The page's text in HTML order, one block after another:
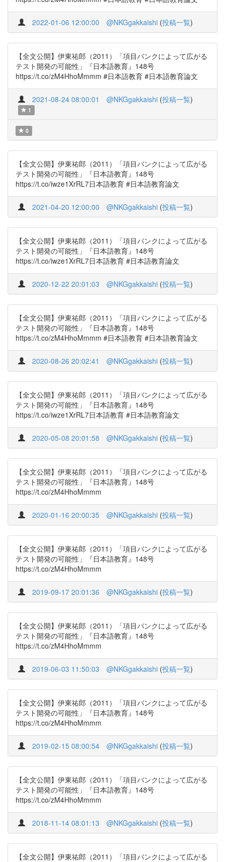
2022-01-06 12:00:00 @NKGgakkaishi (投稿一覧)
【全文公開】伊東祐郎（2011）「項目バンクによって広がる
テスト開発の可能性」『日本語教育』148号
https://t.co/zM4HhoMmmm #日本語教育 #日本語教育論文
2021-08-24 08:00:01 @NKGgakkaishi (投稿一覧)
1
0
【全文公開】伊東祐郎（2011）「項目バンクによって広がる
テスト開発の可能性」『日本語教育』148号
https://t.co/iwze1XrRL7日本語教育 #日本語教育論文
2021-04-20 12:00:00 @NKGgakkaishi (投稿一覧)
【全文公開】伊東祐郎（2011）「項目バンクによって広がる
テスト開発の可能性」『日本語教育』148号
https://t.co/iwze1XrRL7日本語教育 #日本語教育論文
2020-12-22 20:01:03 @NKGgakkaishi (投稿一覧)
【全文公開】伊東祐郎（2011）「項目バンクによって広がる
テスト開発の可能性」『日本語教育』148号
https://t.co/zM4HhoMmmm #日本語教育 #日本語教育論文
2020-08-26 20:02:41 @NKGgakkaishi (投稿一覧)
【全文公開】伊東祐郎（2011）「項目バンクによって広がる
テスト開発の可能性」『日本語教育』148号
https://t.co/iwze1XrRL7日本語教育 #日本語教育論文
2020-05-08 20:01:58 @NKGgakkaishi (投稿一覧)
【全文公開】伊東祐郎（2011）「項目バンクによって広がる
テスト開発の可能性」『日本語教育』148号
https://t.co/zM4HhoMmmm
2020-01-16 20:00:35 @NKGgakkaishi (投稿一覧)
【全文公開】伊東祐郎（2011）「項目バンクによって広がる
テスト開発の可能性」『日本語教育』148号
https://t.co/zM4HhoMmmm
2019-09-17 20:01:36 @NKGgakkaishi (投稿一覧)
【全文公開】伊東祐郎（2011）「項目バンクによって広がる
テスト開発の可能性」『日本語教育』148号
https://t.co/zM4HhoMmmm
2019-06-03 11:50:03 @NKGgakkaishi (投稿一覧)
【全文公開】伊東祐郎（2011）「項目バンクによって広がる
テスト開発の可能性」『日本語教育』148号
https://t.co/zM4HhoMmmm
2019-02-15 08:00:54 @NKGgakkaishi (投稿一覧)
【全文公開】伊東祐郎（2011）「項目バンクによって広がる
テスト開発の可能性」『日本語教育』148号
https://t.co/zM4HhoMmmm
2018-11-14 08:01:13 @NKGgakkaishi (投稿一覧)
【全文公開】伊東祐郎（2011）「項目バンクによって広がる